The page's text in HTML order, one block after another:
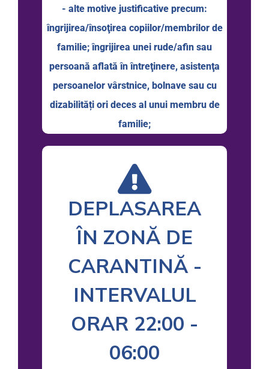
- alte motive justificative precum:
îngrijirea/însoţirea copiilor/membrilor de
familie; îngrijirea unei rude/afin sau
persoană aflată în întreţinere, asistenţa
persoanelor vârstnice, bolnave sau cu
dizabilități ori deces al unui membru de
familie;
DEPLASAREA
ÎN ZONĂ DE
CARANTINĂ -
INTERVALUL
ORAR 22:00 -
06:00